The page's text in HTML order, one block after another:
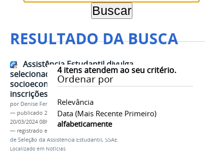
RESULTADO DA BUSCA
4itens atendem ao seu critério.
Ordenar por
Relevância
Data (mais Recente Primeiro)
alfabeticamente
Assistência Estudantil divulga
selecionados para análises
socioeconômicas dos campi com
inscrições finalizadas
por Denise Ferreira dos Santos
— publicado 20/02/2019 —última modificação
20/03/2024 08h17
— registrado em:
de Seleção da Assistência Estudantil, SSAE
Localizado em Notícias